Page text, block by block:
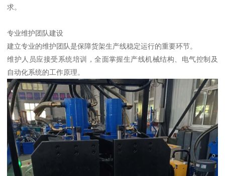
求。
专业维护团队建设
建立专业的维护团队是保障货架生产线稳定运行的重要环节。
维护人员应接受系统培训，全面掌握生产线机械结构、电气控制及
自动化系统的工作原理。